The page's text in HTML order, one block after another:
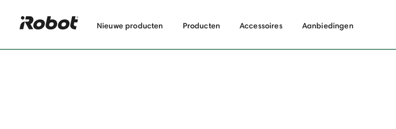
Nieuwe producten Producten Accessoires Aanbiedingen